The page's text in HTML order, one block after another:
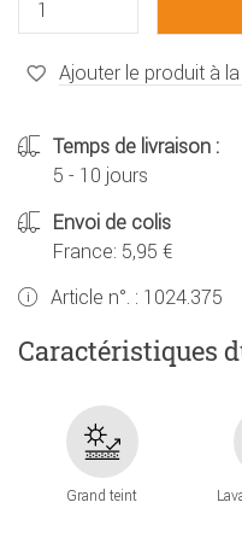
Ajouter le produit à
Temps de livraison :
5 - 10 jours
Envoi de colis
France: 5,95 €
Article n°. : 1024.375
Caractéristiques
Grand teint